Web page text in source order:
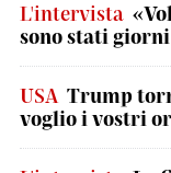
L'intervista
sono stati
USA Trump
voglio i vostri